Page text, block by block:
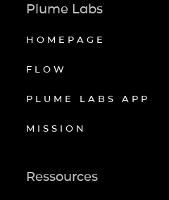
Plume Labs
HOMEPAGE
FLOW
PLUME LABS APP
MISSION
Ressources